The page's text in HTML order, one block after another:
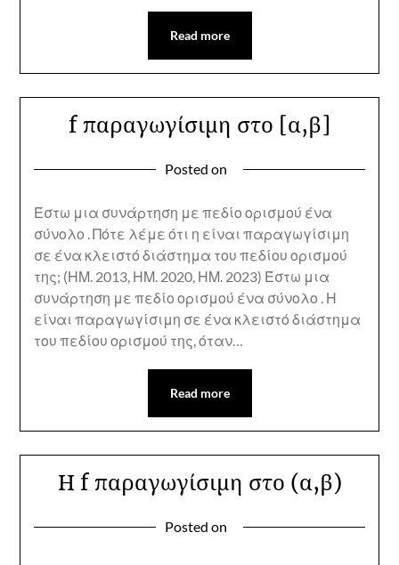
Read more
f παραγωγίσιμη στο [α,β]
Posted on
Έστω μια συνάρτηση με πεδίο ορισμού ένα
σύνολο . Πότε λέμε ότι η είναι παραγωγίσιμη
σε ένα κλειστό διάστημα του πεδίου ορισμού
της; (ΗΜ. 2013, ΗΜ. 2020, ΗΜ. 2023) Έστω μια
συνάρτηση με πεδίο ορισμού ένα σύνολο . Η
είναι παραγωγίσιμη σε ένα κλειστό διάστημα
του πεδίου ορισμού της, όταν…
Read more
Η f παραγωγίσιμη στο (α,β)
Posted on